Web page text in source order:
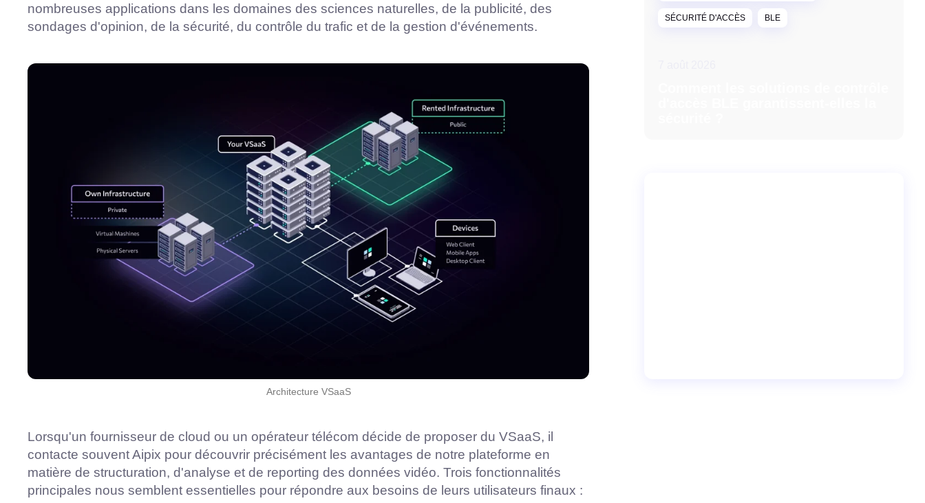
nombreuses applications dans les domaines des sciences naturelles, de la publicité, des
sondages d'opinion, de la sécurité, du contrôle du trafic et de la gestion d'événements.
Architecture VSaaS
Lorsqu'un fournisseur de cloud ou un opérateur télécom décide de proposer du VSaaS, il
contacte souvent Aipix pour découvrir précisément les avantages de notre plateforme en
matière de structuration, d'analyse et de reporting des données vidéo. Trois fonctionnalités
principales nous semblent essentielles pour répondre aux besoins de leurs utilisateurs finaux :
SÉCURITÉ D'ACCÈS BLE